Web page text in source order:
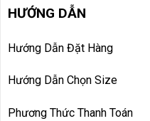
HƯỚNG DẪN
Hướng Dẫn Đặt Hàng
Hướng Dẫn Chọn Size
Phương Thức Thanh Toán